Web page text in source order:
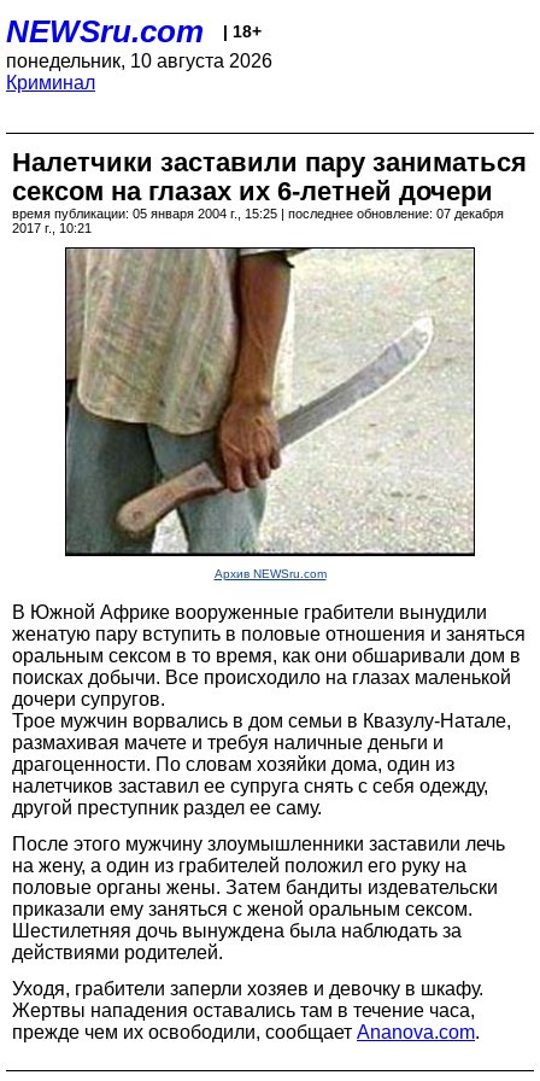
NEWSru.com | 18+
понедельник, 10 августа 2026
Криминал
Налетчики заставили пару заниматься
сексом на глазах их 6-летней дочери
время публикации: 05 января 2004 г., 15:25 | последнее обновление: 07 декабря
2017 г., 10:21
Архив NEWSru.com
В Южной Африке вооруженные грабители вынудили
женатую пару вступить в половые отношения и заняться
оральным сексом в то время, как они обшаривали дом в
поисках добычи. Все происходило на глазах маленькой
дочери супругов.
Трое мужчин ворвались в дом семьи в Квазулу-Натале,
размахивая мачете и требуя наличные деньги и
драгоценности. По словам хозяйки дома, один из
налетчиков заставил ее супруга снять с себя одежду,
другой преступник раздел ее саму.
После этого мужчину злоумышленники заставили лечь
на жену, а один из грабителей положил его руку на
половые органы жены. Затем бандиты издевательски
приказали ему заняться с женой оральным сексом.
Шестилетняя дочь вынуждена была наблюдать за
действиями родителей.
Уходя, грабители заперли хозяев и девочку в шкафу.
Жертвы нападения оставались там в течение часа,
прежде чем их освободили, сообщает Ananova.com.